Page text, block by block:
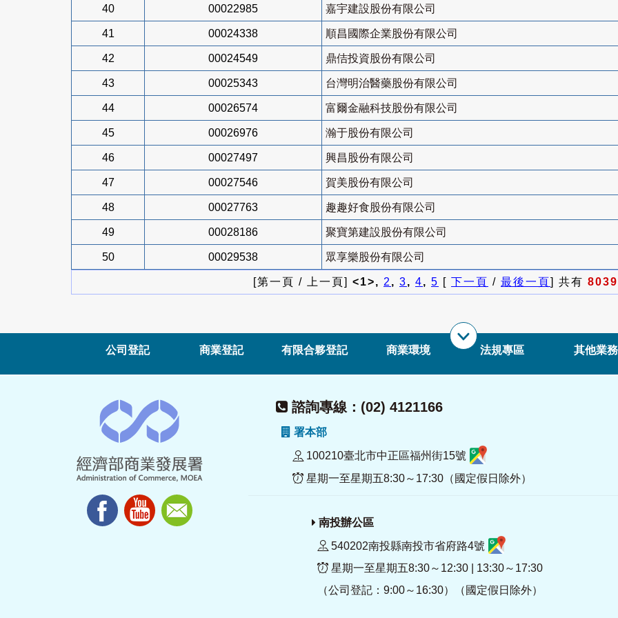
40 00022985 嘉宇建設股份有限公司
41 00024338 順昌國際企業股份有限公司
42 00024549 鼎佶投資股份有限公司
43 00025343 台灣明治醫藥股份有限公司
44 00026574 富爾金融科技股份有限公司
45 00026976 瀚于股份有限公司
46 00027497 興昌股份有限公司
47 00027546 賀美股份有限公司
48 00027763 趣趣好食股份有限公司
49 00028186 聚寶第建設股份有限公司
50 00029538 眾享樂股份有限公司
[第一頁 / 上一頁] <1>, 2, 3, 4, 5 [ 下一頁 / 最後一頁] 共有 8039
公司登記 商業登記 有限合夥登記 商業環境 法規專區 其他業務
諮詢專線：(02) 4121166
署本部
100210臺北市中正區福州街15號
星期一至星期五8:30～17:30（國定假日除外）
南投辦公區
540202南投縣南投市省府路4號
星期一至星期五8:30～12:30 | 13:30～17:30
（公司登記：9:00～16:30）（國定假日除外）